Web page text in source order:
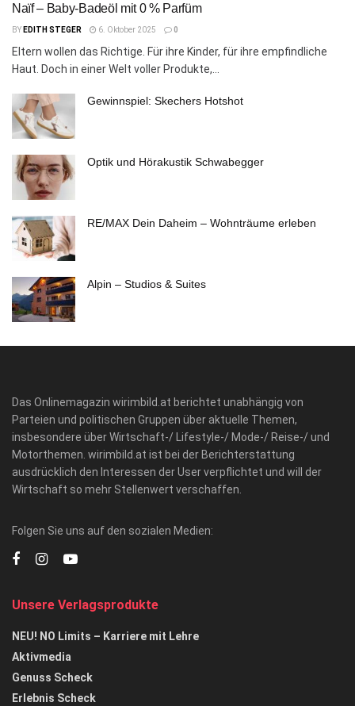
Naïf – Baby-Badeöl mit 0 % Parfüm
BY EDITH STEGER 6. Oktober 2025 0
Eltern wollen das Richtige. Für ihre Kinder, für ihre empfindliche
Haut. Doch in einer Welt voller Produkte,...
Gewinnspiel: Skechers Hotshot
Optik und Hörakustik Schwabegger
RE/MAX Dein Daheim – Wohnträume erleben
Alpin – Studios & Suites
Das Onlinemagazin wirimbild.at berichtet unabhängig von
Parteien und politischen Gruppen über aktuelle Themen,
insbesondere über Wirtschaft-/ Lifestyle-/ Mode-/ Reise-/ und
Motorthemen. wirimbild.at ist bei der Berichterstattung
ausdrücklich den Interessen der User verpflichtet und will der
Wirtschaft so mehr Stellenwert verschaffen.
Folgen Sie uns auf den sozialen Medien:
Unsere Verlagsprodukte
NEU! NO Limits – Karriere mit Lehre
Aktivmedia
Genuss Scheck
Erlebnis Scheck